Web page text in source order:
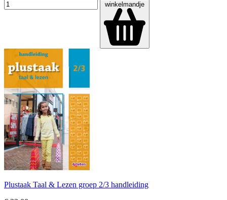
winkelmandje
Plustaak Taal & Lezen groep 2/3 handleiding